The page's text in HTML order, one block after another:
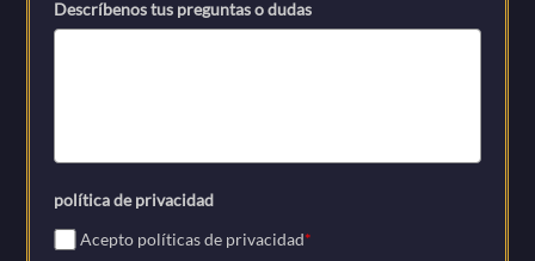
Descríbenos tus preguntas o dudas
política de privacidad
Acepto políticas de privacidad*